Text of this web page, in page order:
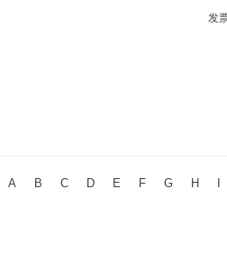
发
A B C D E F G H